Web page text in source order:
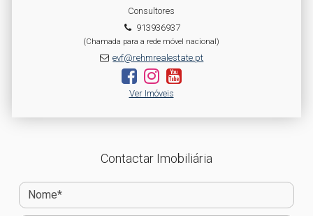
Consultores
913936937
(Chamada para a rede móvel nacional)
evf@rehmrealestate.pt
Ver Imóveis
Contactar Imobiliária